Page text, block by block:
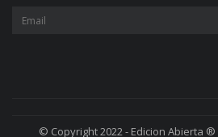
© Copyright 2022 - Edicion Abierta